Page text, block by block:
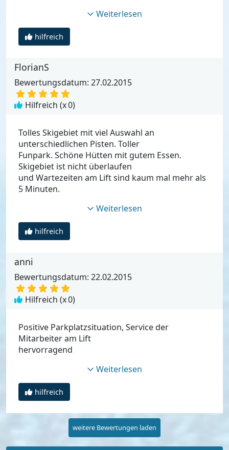
Weiterlesen
hilfreich
FlorianS
Bewertungsdatum: 27.02.2015
Hilfreich (x0)
Tolles Skigebiet mit viel Auswahl an
unterschiedlichen Pisten. Toller
Funpark. Schöne Hütten mit gutem Essen.
Skigebiet ist nicht überlaufen
und Wartezeiten am Lift sind kaum mal mehr als
5 Minuten.
Weiterlesen
hilfreich
anni
Bewertungsdatum: 22.02.2015
Hilfreich (x0)
Positive Parkplatzsituation, Service der
Mitarbeiter am Lift
hervorragend
Weiterlesen
hilfreich
weitere Bewertungen laden